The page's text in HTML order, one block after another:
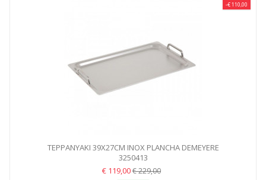
-€ 110,00
TEPPANYAKI 39X27CM INOX PLANCHA DEMEYERE
3250413
€ 119,00€ 229,00